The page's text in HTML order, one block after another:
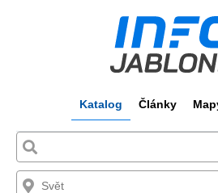
Katalog Články